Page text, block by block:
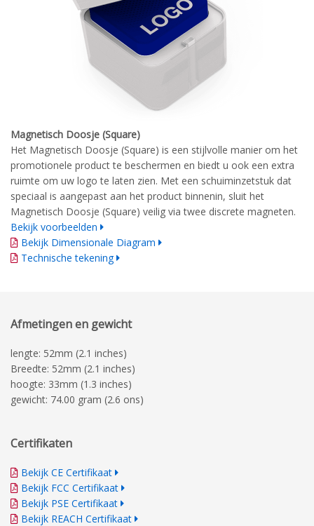
Magnetisch Doosje (Square)
Het Magnetisch Doosje (Square) is een stijlvolle manier om het
promotionele product te beschermen en biedt u ook een extra
ruimte om uw logo te laten zien. Met een schuiminzetstuk dat
speciaal is aangepast aan het product binnenin, sluit het
Magnetisch Doosje (Square) veilig via twee discrete magneten.
Bekijk voorbeelden
Bekijk Dimensionale Diagram
Technische tekening
Afmetingen en gewicht
lengte: 52mm (2.1 inches)
Breedte: 52mm (2.1 inches)
hoogte: 33mm (1.3 inches)
gewicht: 74.00 gram (2.6 ons)
Certifikaten
Bekijk CE Certifikaat
Bekijk FCC Certifikaat
Bekijk PSE Certifikaat
Bekijk REACH Certifikaat